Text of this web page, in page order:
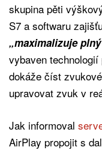
skupina pěti
S7 a softwaru
„maximalizuje
vybaven
dokáže číst
upravovat zvuk v
Jak informoval
AirPlay propojit s